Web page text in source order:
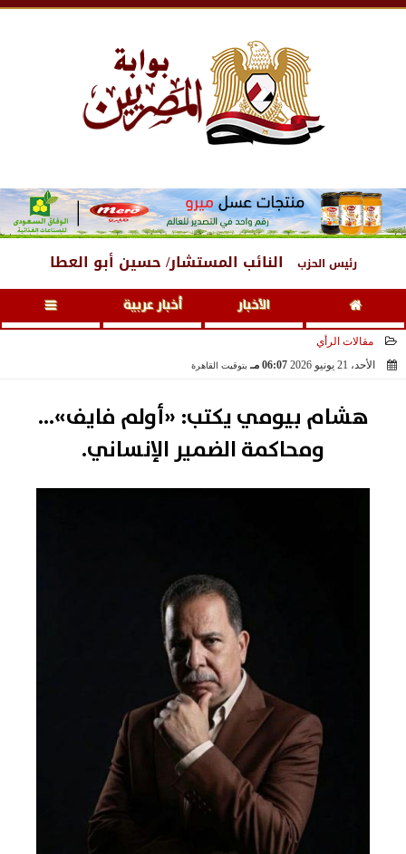
رئيس الحزب النائب المستشار/ حسين أبو العطا
الأخبار أخبار عربية
مقالات الرأي
الأحد، 21 يونيو 2026
06:07 مـ بتوقيت القاهرة
هشام بيومي يكتب: «أولم فايف»...
ومحاكمة الضمير الإنساني.